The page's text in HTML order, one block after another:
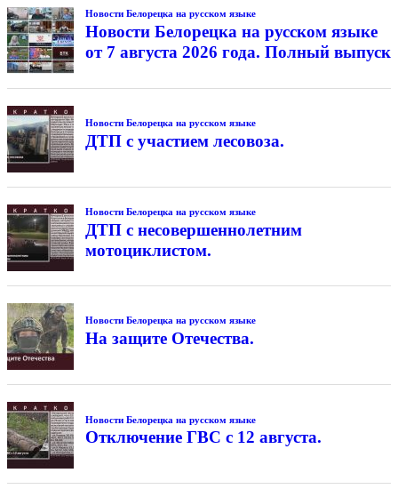
Новости Белорецка на русском языке
Новости Белорецка на русском языке
от 7 августа 2026 года. Полный выпуск
Новости Белорецка на русском языке
ДТП с участием лесовоза.
Новости Белорецка на русском языке
ДТП с несовершеннолетним
мотоциклистом.
Новости Белорецка на русском языке
На защите Отечества.
Новости Белорецка на русском языке
Отключение ГВС с 12 августа.